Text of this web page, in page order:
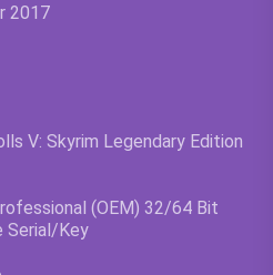
2017
V: Skyrim Legendary Edition
(OEM) 32/64 Bit
Serial/Key